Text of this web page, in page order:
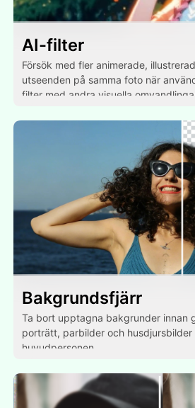
AI-filter
Försök med fler animerade,
utseenden på samma foto när
filter med andra visuella
Bakgrundsfjärr
Ta bort upptagna bakgrunder innan
porträtt, parbilder och husdjursbilder
huvudpersonen.